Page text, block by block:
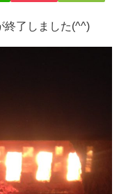
終了しました(^^)